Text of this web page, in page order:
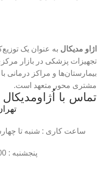
اژاو مدیکال به عنوان یک
تجهیزات پزشکی در بازار
بیمارستان‌ها و مراکز
مشتری محور متعهد است.
تماس با اُژاومدیکال
ساعت کاری : شنبه تا چهارشنبه
پنجشنبه : 10:00 الی 14:00